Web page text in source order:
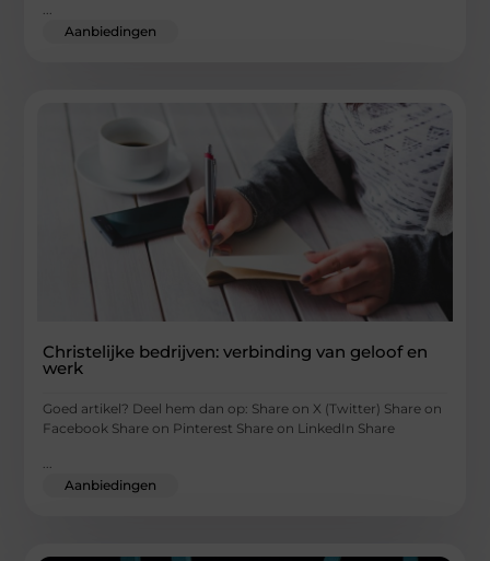
...
Aanbiedingen
Christelijke bedrijven: verbinding van geloof en
werk
Goed artikel? Deel hem dan op: Share on X (Twitter) Share on
Facebook Share on Pinterest Share on LinkedIn Share
...
Aanbiedingen